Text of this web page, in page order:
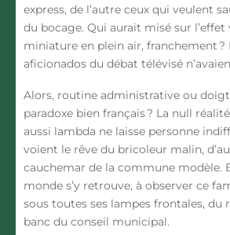
express, de l’autre ceux qui veulent
du bocage. Qui aurait misé sur l’effet
miniature en plein air, franchement ?
aficionados du débat télévisé
Alors, routine administrative ou
paradoxe bien français ? La null
aussi lambda ne laisse personne
voient le rêve du bricoleur malin,
cauchemar de la commune modèle.
monde s’y retrouve, à observer ce
sous toutes ses lampes frontales, du
banc du conseil municipal.